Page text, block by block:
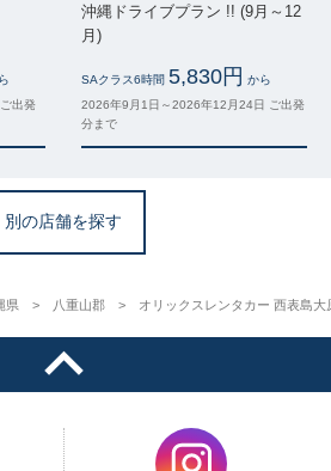
出発
沖縄ドライブプラン !! (9月～12
月)
SAクラス6時間 5,830円 から
2026年9月1日～2026年12月24日 ご出発
分まで
別の店舗を探す
県 八重山郡 オリックスレンタカー 西表島大